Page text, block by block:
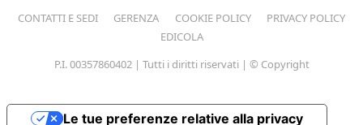
CONTATTI E SEDI GERENZA COOKIE POLICY
PRIVACY POLICY
EDICOLA
P.I. 00357860402 | Tutti i diritti riservati | © Copyright
Le tue preferenze relative alla privacy